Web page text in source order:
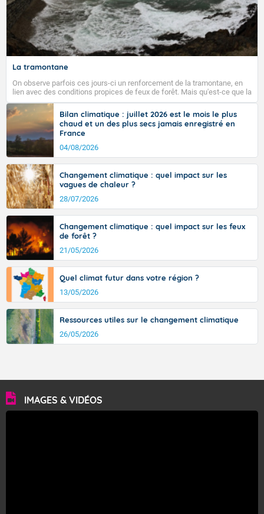
La tramontane
On observe parfois ces jours-ci un renforcement de la tramontane, en
lien avec des conditions propices de feux de forêt. Mais qu'est-ce que la
tramontane ? Quelles sont ses caractéristiques ? La tramontane est un
vent turbulent soufflant de secteur nord-ouest à nord, ou ouest à nord-
ouest, dans un secteur qui part du Roussillon à la vallée de l’Aude et à
l’ouest de l’Hérault. L’étymologie de ce vent vient du latin trasmontanus,
signifiant au-delà des monts, en allusion aux régions montagneuses
d’où provient ce vent.
Bilan climatique : juillet 2026 est le mois le plus
chaud et un des plus secs jamais enregistré en
France
04/08/2026
Changement climatique : quel impact sur les
vagues de chaleur ?
28/07/2026
Changement climatique : quel impact sur les feux
de forêt ?
21/05/2026
Quel climat futur dans votre région ?
13/05/2026
Ressources utiles sur le changement climatique
26/05/2026
IMAGES & VIDÉOS